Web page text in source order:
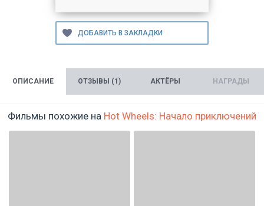
ОПИСАНИЕ ОТЗЫВЫ (1) АКТЁРЫ НАГРАДЫ
Фильмы похожие на Hot Wheels: Начало приключений